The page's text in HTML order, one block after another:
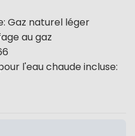
: Gaz naturel léger
au gaz
l'eau chaude incluse: